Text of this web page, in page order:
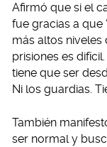
Afirmó que si el
fue gracias a que
más altos niveles
prisiones es
tiene que ser
Ni los guardias.
También
ser normal y